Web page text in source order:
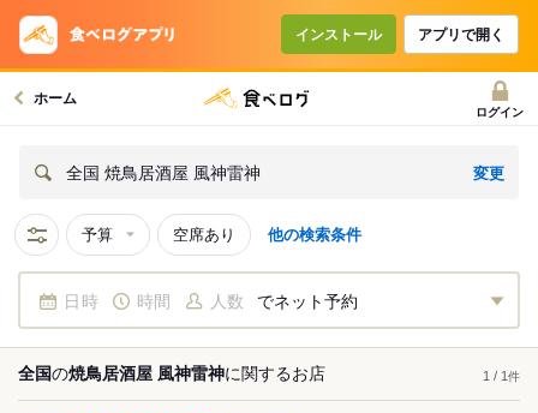
インストール アプリで開く
ホーム
ログイン
全国 焼鳥居酒屋 風神雷神 変更
予算 空席あり 他の検索条件
日時 時間 人数 でネット予約
全国の焼鳥居酒屋 風神雷神に関するお店 1 / 1 件